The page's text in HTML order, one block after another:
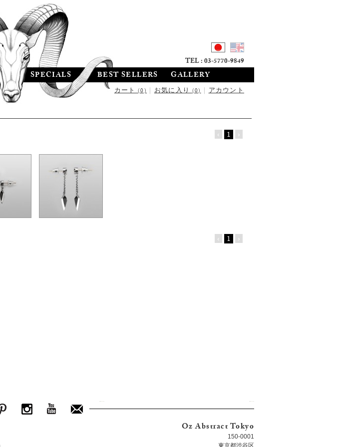
SPECIALS BEST SELLERS GALLERY
カート(0)|お気に入り(0)|アカウント
TEL : 03-5770-9849
‹ 1 ›
‹ 1 ›
Oz Abstract Tokyo
150-0001
東京都渋谷区